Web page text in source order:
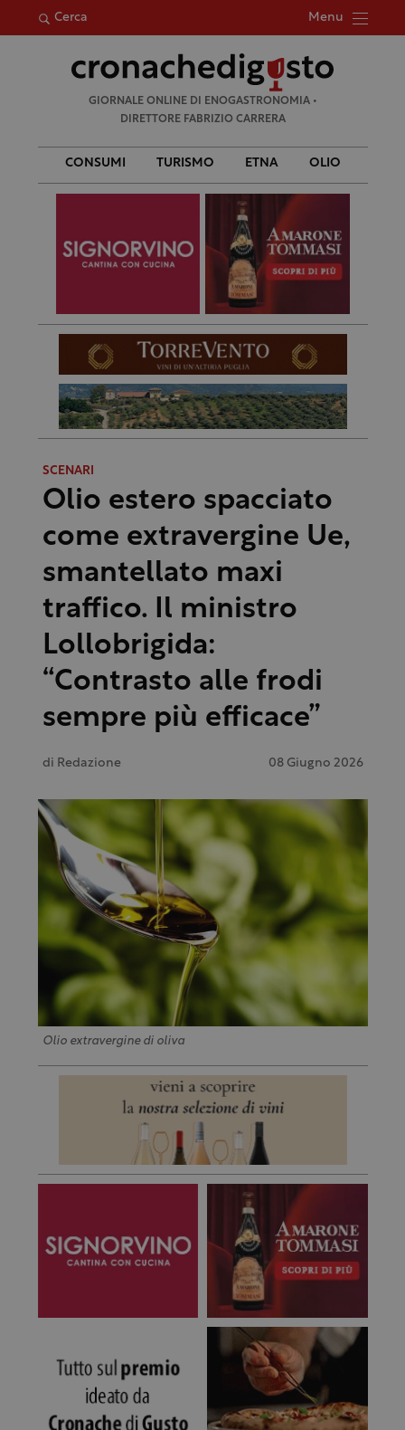
Cerca Menu
per:
GIORNALE ONLINE DI ENOGASTRONOMIA •
DIRETTORE FABRIZIO CARRERA
CONSUMI TURISMO ETNA OLIO
SCENARI
Olio estero spacciato
come extravergine Ue,
smantellato maxi
traffico. Il ministro
Lollobrigida:
“Contrasto alle frodi
sempre più efficace”
di Redazione 08 Giugno 2026
Olio extravergine di oliva